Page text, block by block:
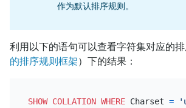
作为默认排序规则。
利用以下的语句可以查看字符集对应的
的排序规则框架）下的结果：
SHOW COLLATION WHERE Charset =